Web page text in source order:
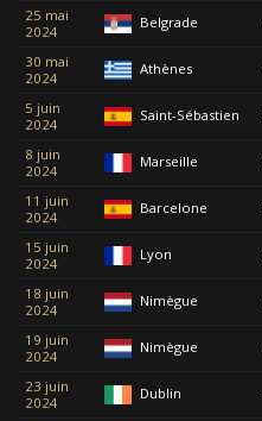
25 mai
2024
Belgrade
30 mai
2024
Athènes
5 juin
2024
Saint-Sébastien
8 juin
2024
Marseille
11 juin
2024
Barcelone
15 juin
2024
Lyon
18 juin
2024
Nimègue
19 juin
2024
Nimègue
23 juin
2024
Dublin